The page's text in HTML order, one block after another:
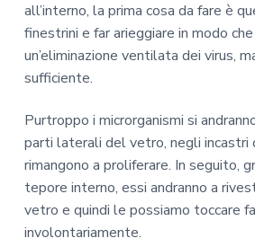
all’interno, la prima cosa da fare è
finestrini e far arieggiare in modo che
un’eliminazione ventilata dei virus,
sufficiente.
Purtroppo i microrganismi si
parti laterali del vetro, negli incastri
rimangono a proliferare. In seguito,
tepore interno, essi andranno a
vetro e quindi le possiamo toccare
involontariamente.